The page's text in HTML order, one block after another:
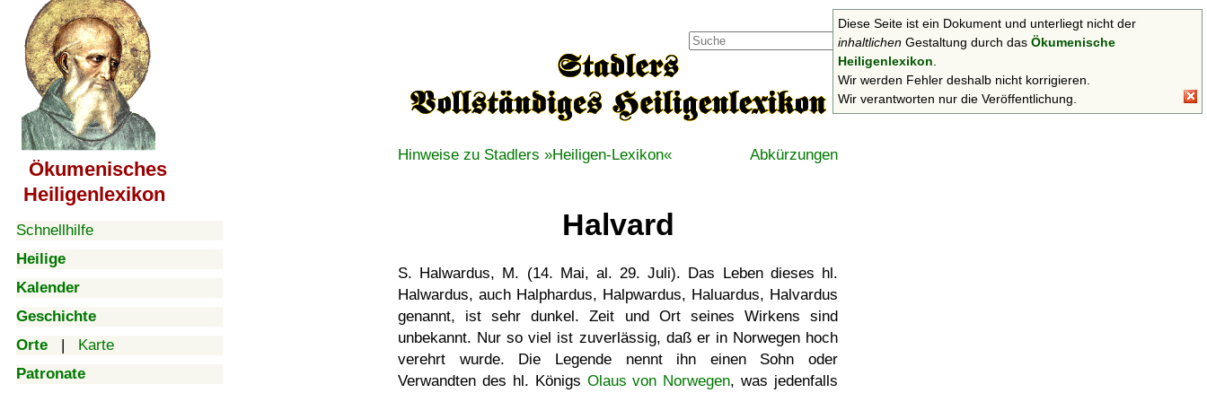
Ökumenisches
Heiligenlexikon
Schnellhilfe
Heilige
Kalender
Geschichte
Orte | Karte
Patronate
Suchen
Hinweise zu Stadlers »Heiligen-Lexikon« Abkürzungen
Halvard
S. Halwardus, M. (14. Mai, al. 29. Juli). Das Leben dieses hl.
Halwardus, auch Halphardus, Halpwardus, Haluardus, Halvardus
genannt, ist sehr dunkel. Zeit und Ort seines Wirkens sind
unbekannt. Nur so viel ist zuverlässig, daß er in Norwegen hoch
verehrt wurde. Die Legende nennt ihn einen Sohn oder
Verwandten des hl. Königs Olaus von Norwegen, was jedenfalls
Diese Seite ist ein Dokument und unterliegt nicht der
inhaltlichen Gestaltung durch das Ökumenische
Heiligenlexikon
Wir werden Fehler deshalb nicht korrigieren.
Wir verantworten nur die Veröffentlichung.